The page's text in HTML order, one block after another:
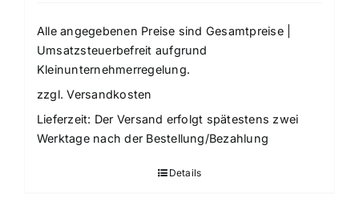
Alle angegebenen Preise sind Gesamtpreise |
Umsatzsteuerbefreit aufgrund
Kleinunternehmerregelung.
zzgl.Versandkosten
Lieferzeit: Der Versand erfolgt spätestens zwei
Werktage nach der Bestellung/Bezahlung
Details